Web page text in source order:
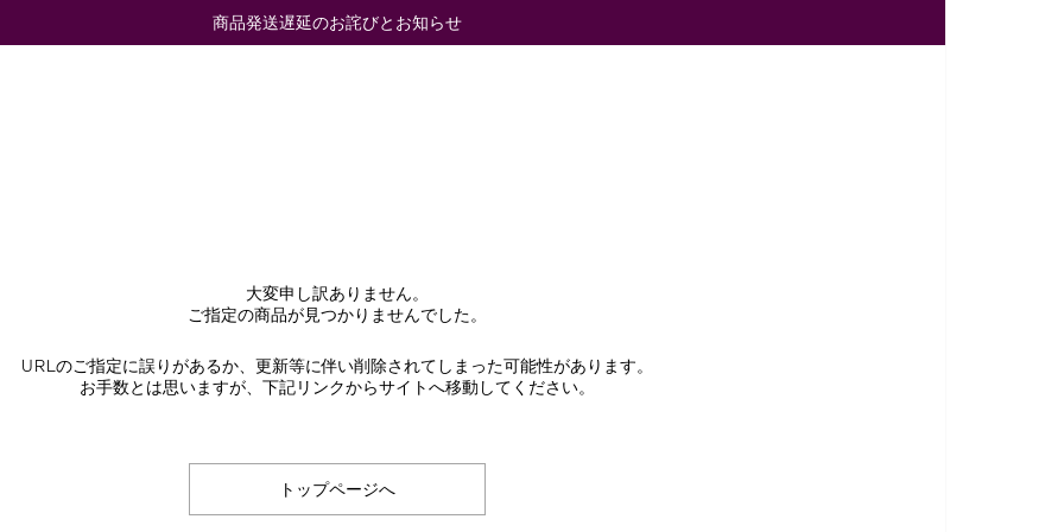
商品発送遅延のお詫びとお知らせ
大変申し訳ありません。
ご指定の商品が見つかりませんでした。
URLのご指定に誤りがあるか、更新等に伴い削除されてしまった可能性があります。
お手数とは思いますが、下記リンクからサイトへ移動してください。
トップページへ